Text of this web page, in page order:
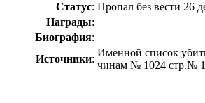
Статус: Пропал без вести 26
Награды:
Биография:
Источники:
Именной список
чинам № 1024 стр.№